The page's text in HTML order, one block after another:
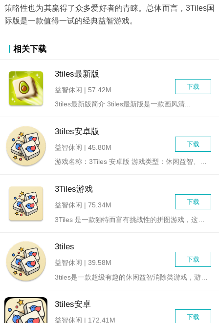
策略性也为其赢得了众多爱好者的青睐。总体而言，3Tiles国
际版是一款值得一试的经典益智游戏。
相关下载
3tiles最新版
下载
益智休闲 | 57.42M
3tiles最新版简介 3tiles最新版是一款画风清...
3tiles安卓版
下载
益智休闲 | 45.80M
游戏名称：3Tiles 安卓版 游戏类型：休闲益智、消...
3Tiles游戏
下载
益智休闲 | 75.34M
3tiles
下载
益智休闲 | 39.58M
3tiles安卓
下载
益智休闲 | 172.41M